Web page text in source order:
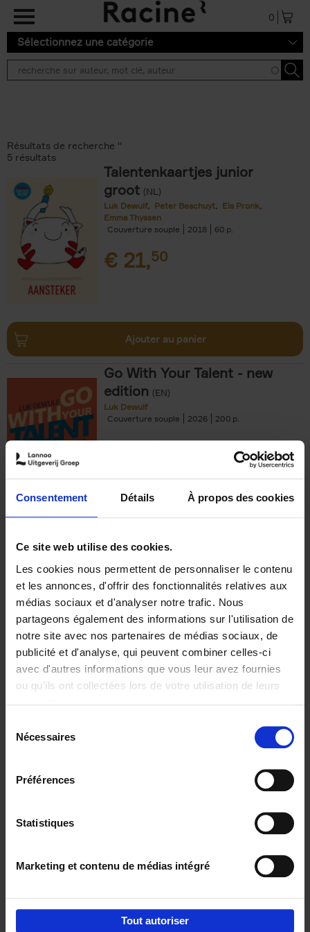
Consentement Détails À propos des cookies
Ce site web utilise des cookies.
Les cookies nous permettent de personnaliser le contenu
et les annonces, d'offrir des fonctionnalités relatives aux
médias sociaux et d'analyser notre trafic. Nous
partageons également des informations sur l'utilisation de
notre site avec nos partenaires de médias sociaux, de
publicité et d'analyse, qui peuvent combiner celles-ci
avec d'autres informations que vous leur avez fournies
ou qu'ils ont collectées lors de votre utilisation de leurs
Nécessaires
Préférences
Statistiques
Marketing et contenu de médias intégré
Tout autoriser
Aller au contenu principal
0
Sélectionnez une catégorie
Résultats de recherche ''
5 résultats
Talentenkaartjes junior
groot (NL)
Luk Dewulf Peter Beschuyt
Els Pronk
Emma Thyssen
Couverture souple
2018 60
€ 21,50
Ajouter au panier
Go With Your Talent - new
edition (EN)
Luk Dewulf
Couverture souple
2026 200
€34,99
High Impact Teaming (EN)
Stefan Decuyper Elisabeth Raes
Anne Boon
Couverture souple
2020 176
€29,99